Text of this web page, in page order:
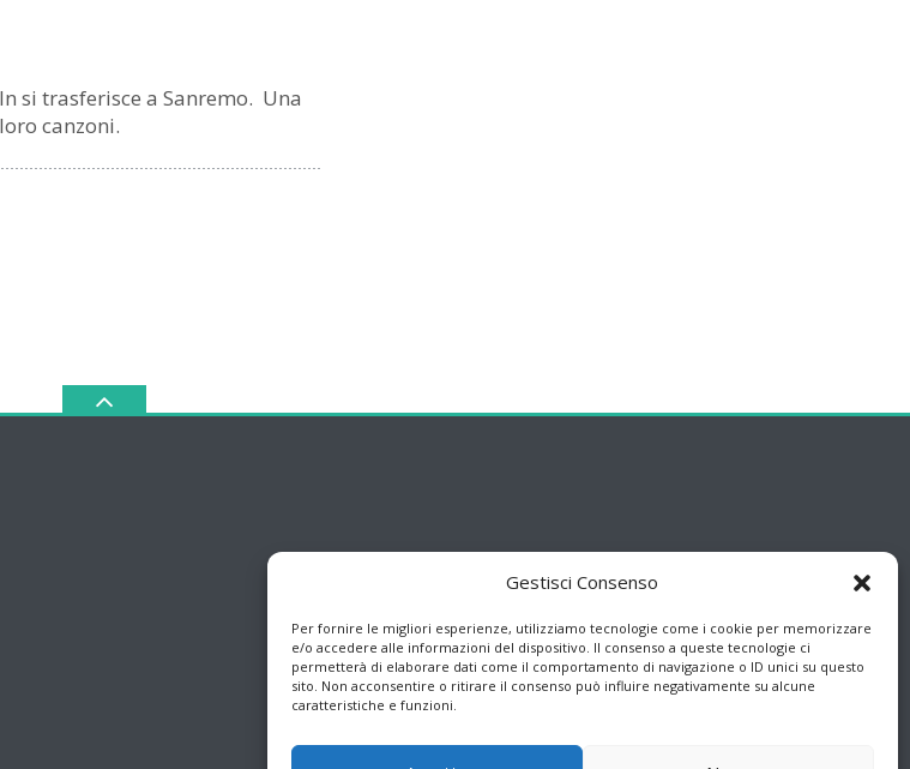
Gestisci Consenso
Per fornire le migliori esperienze, utilizziamo tecnologie come i cookie per memorizzare
e/o accedere alle informazioni del dispositivo. Il consenso a queste tecnologie ci
permetterà di elaborare dati come il comportamento di navigazione o ID unici su questo
sito. Non acconsentire o ritirare il consenso può influire negativamente su alcune
caratteristiche e funzioni.
si trasferisce a Sanremo. Una
canzoni.